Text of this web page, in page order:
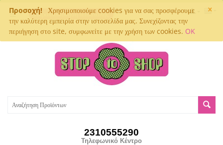
×
Προσοχή!
Χρησιμοποιούμε cookies για να σας προσφέρουμε
την καλύτερη εμπειρία στην ιστοσελίδα μας. Συνεχίζοντας την
περιήγηση στο site, συμφωνείτε με την χρήση των cookies. OK
Παρακολούθηση αποστολής
2310555290
Τηλεφωνικό Κέντρο